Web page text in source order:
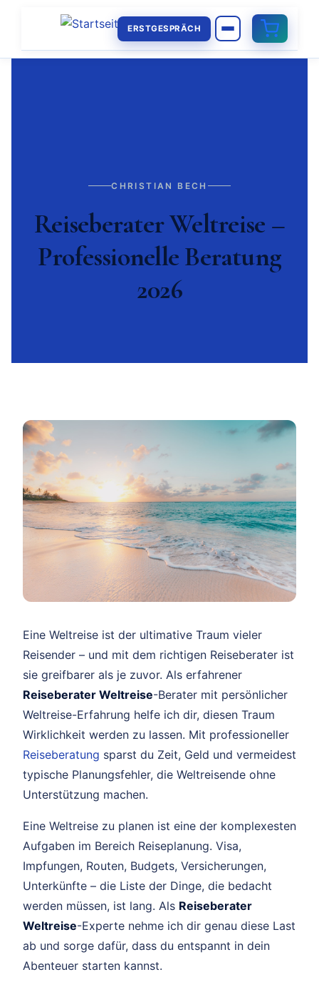
ERSTGESPRÄCH
CHRISTIAN BECH
Reiseberater Weltreise –
Professionelle Beratung
2026
Eine Weltreise ist der ultimative Traum vieler
Reisender – und mit dem richtigen Reiseberater ist
sie greifbarer als je zuvor. Als erfahrener
Reiseberater Weltreise-Berater mit persönlicher
Weltreise-Erfahrung helfe ich dir, diesen Traum
Wirklichkeit werden zu lassen. Mit professioneller
Reiseberatung sparst du Zeit, Geld und vermeidest
typische Planungsfehler, die Weltreisende ohne
Unterstützung machen.
Eine Weltreise zu planen ist eine der komplexesten
Aufgaben im Bereich Reiseplanung. Visa,
Impfungen, Routen, Budgets, Versicherungen,
Unterkünfte – die Liste der Dinge, die bedacht
werden müssen, ist lang. Als Reiseberater
Weltreise-Experte nehme ich dir genau diese Last
ab und sorge dafür, dass du entspannt in dein
Abenteuer starten kannst.